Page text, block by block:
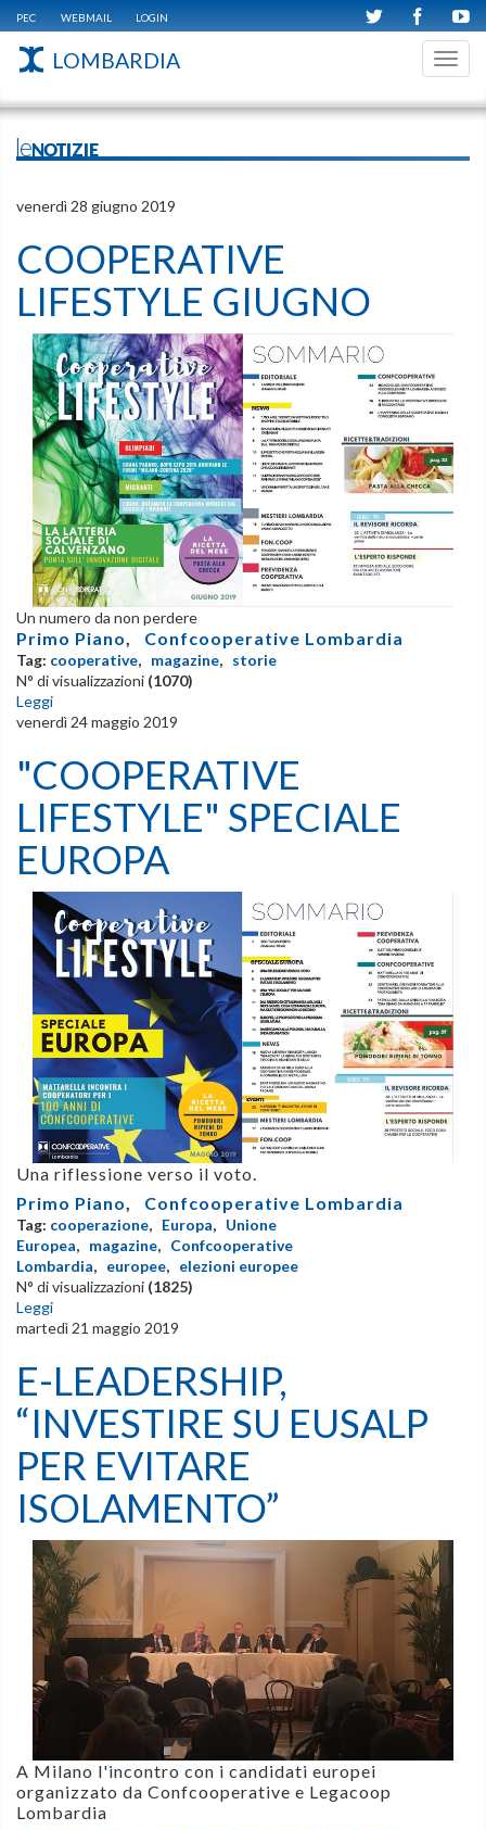
PEC WEBMAIL LOGIN
LOMBARDIA
leNOTIZIE
venerdì 28 giugno 2019
COOPERATIVE
LIFESTYLE GIUGNO
Un numero da non perdere
Primo Piano, Confcooperative Lombardia
Tag: cooperative, magazine, storie
N° di visualizzazioni (1070)
Leggi
venerdì 24 maggio 2019
"COOPERATIVE
LIFESTYLE" SPECIALE
EUROPA
Una riflessione verso il voto.
Primo Piano
Confcooperative Lombardia
Tag: cooperazione, Europa, Unione
Europea, magazine, Confcooperative
Lombardia, europee, elezioni europee
N° di visualizzazioni (1825)
Leggi
martedì 21 maggio 2019
E-LEADERSHIP,
“INVESTIRE SU EUSALP
PER EVITARE
ISOLAMENTO”
A Milano l'incontro con i candidati europei
organizzato da Confcooperative e Legacoop
Lombardia